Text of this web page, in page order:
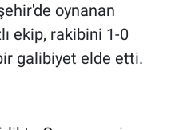
oynanan
ekip, rakibini 1-0
galibiyet elde etti.